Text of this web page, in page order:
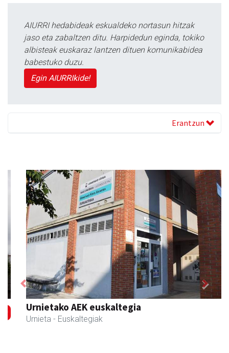
AIURRI hedabideak eskualdeko nortasun hitzak
jaso eta zabaltzen ditu. Harpidedun eginda, tokiko
albisteak euskaraz lantzen dituen komunikabidea
babestuko duzu.
Egin AIURRIkide!
Erantzun
Urnietako AEK euskaltegia
Urnieta - Euskaltegiak
Previous Next